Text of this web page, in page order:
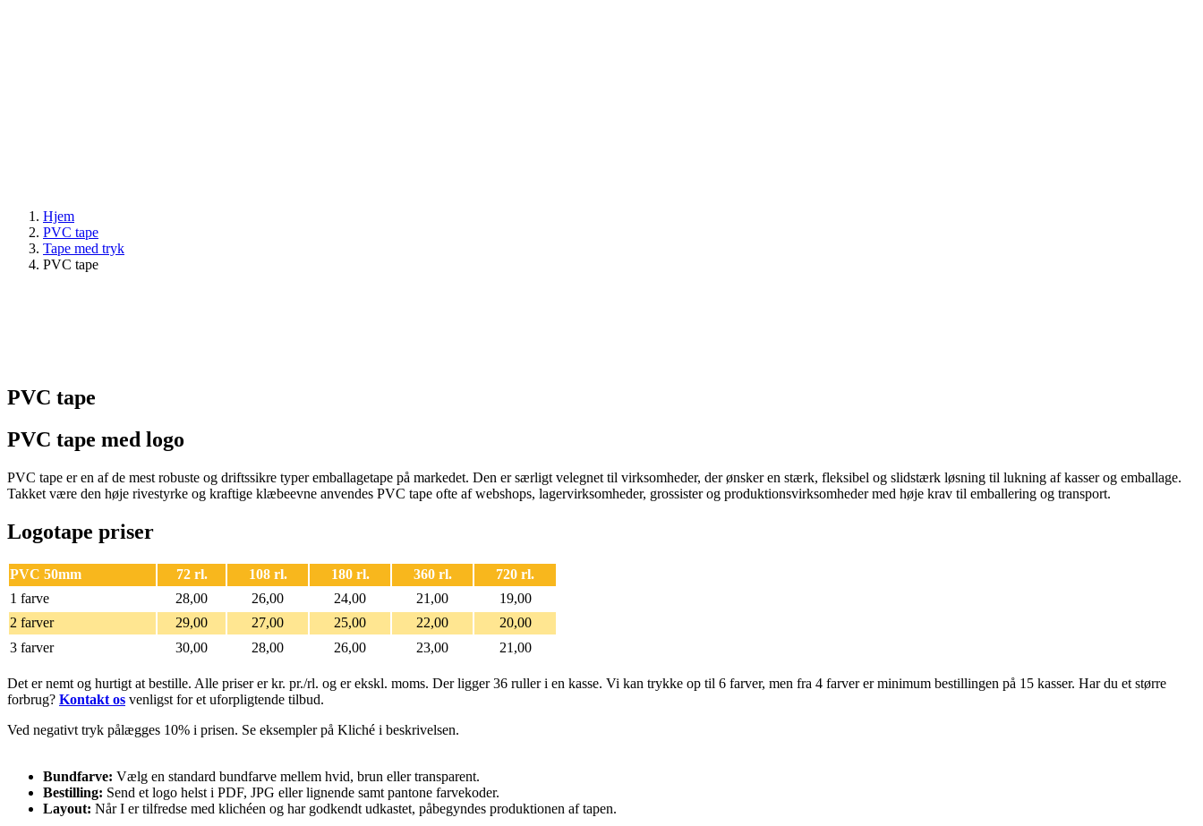
Hjem
PVC tape
Tape med tryk
PVC tape
PVC tape
PVC tape med logo
PVC tape er en af de mest robuste og driftssikre typer emballagetape på markedet. Den er særligt velegnet til virksomheder, der ønsker en stærk, fleksibel og slidstærk løsning til lukning af kasser og emballage.
Takket være den høje rivestyrke og kraftige klæbeevne anvendes PVC tape ofte af webshops, lagervirksomheder, grossister og produktionsvirksomheder med høje krav til emballering og transport.
Logotape priser
PVC 50mm 72 rl. 108 rl. 180 rl. 360 rl.
720 rl.
1 farve
28,00 26,00 24,00 21,00
19,00
2 farver
29,00 27,00 25,00 22,00
20,00
3 farver
30,00 28,00 26,00 23,00 21,00
Det er nemt og hurtigt at bestille. Alle priser er kr. pr./rl. og er ekskl. moms. Der ligger 36 ruller i en kasse. Vi kan trykke op til 6 farver, men fra 4 farver er minimum bestillingen på 15 kasser. Har du et større
forbrug? Kontakt os venligst for et uforpligtende tilbud.
Ved negativt tryk pålægges 10% i prisen. Se eksempler på Kliché i beskrivelsen.
Bundfarve: Vælg en standard bundfarve mellem hvid, brun eller transparent.
Bestilling: Send et logo helst i PDF, JPG eller lignende samt pantone farvekoder.
Layout: Når I er tilfredse med klichéen og har godkendt udkastet, påbegyndes produktionen af tapen.